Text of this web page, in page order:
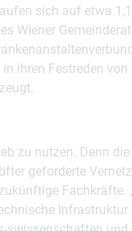
sich auf etwa
Wiener
ihren Festreden
zu nutzen. Denn
geforderte
Fachkräfte.